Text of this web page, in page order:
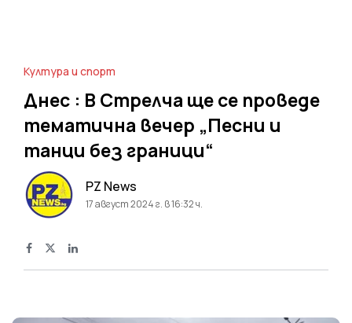
Култура и спорт
Днес : В Стрелча ще се проведе
тематична вечер „Песни и
танци без граници“
PZ News
17 август 2024 г. в 16:32 ч.